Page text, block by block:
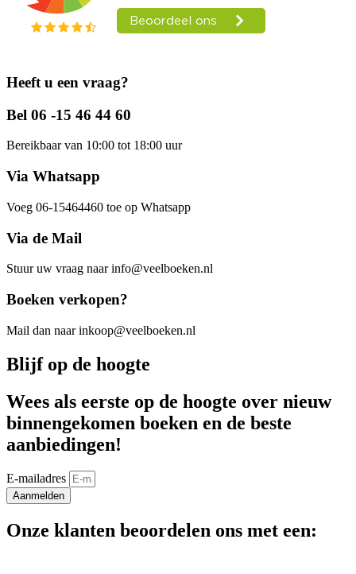
Heeft u een vraag?
Bel 06 -15 46 44 60
Bereikbaar van 10:00 tot 18:00 uur
Via Whatsapp
Voeg 06-15464460 toe op Whatsapp
Via de Mail
Stuur uw vraag naar info@veelboeken.nl
Boeken verkopen?
Mail dan naar inkoop@veelboeken.nl
Blijf op de hoogte
Wees als eerste op de hoogte over nieuw
binnengekomen boeken en de beste
aanbiedingen!
E-mailadres
Aanmelden
Onze klanten beoordelen ons met een: